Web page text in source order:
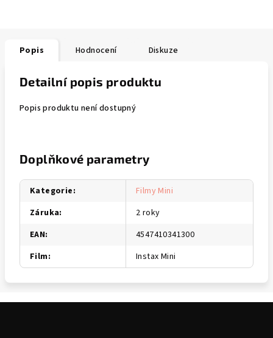
Popis Hodnocení Diskuze
Detailní popis produktu
Popis produktu není dostupný
Doplňkové parametry
Kategorie:
Filmy Mini
Záruka:
2 roky
EAN:
4547410341300
Film: Instax Mini